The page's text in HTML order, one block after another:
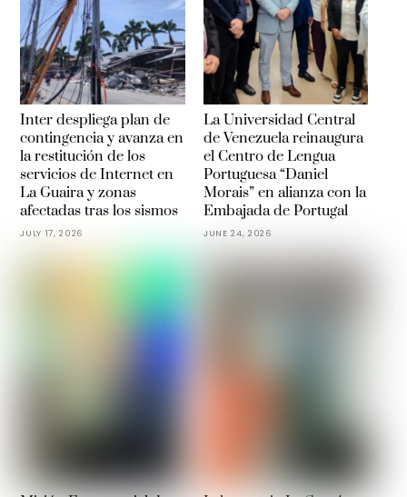
Inter despliega plan de
contingencia y avanza en
la restitución de los
servicios de Internet en
La Guaira y zonas
afectadas tras los sismos
JULY 17, 2026
La Universidad Central
de Venezuela reinaugura
el Centro de Lengua
Portuguesa “Daniel
Morais” en alianza con la
Embajada de Portugal
JUNE 24, 2026